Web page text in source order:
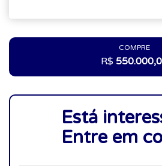
COMPRE
R$
Está
Entre em